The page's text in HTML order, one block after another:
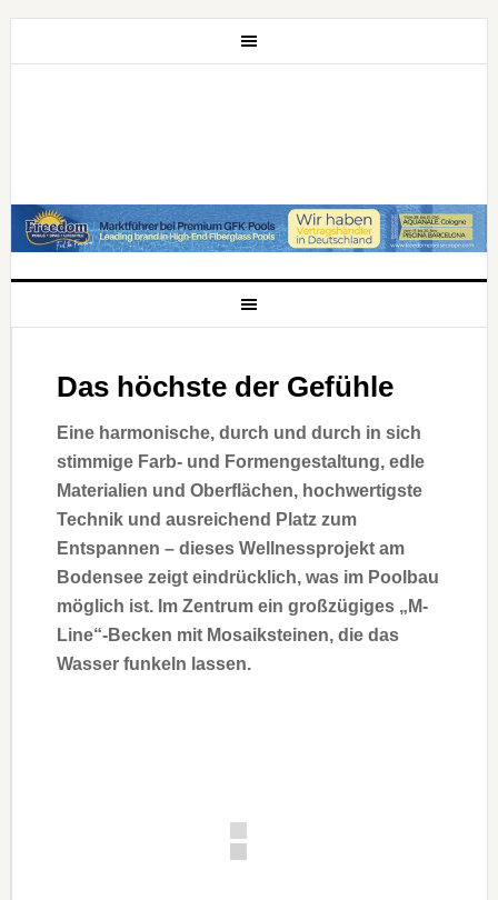
Das höchste der Gefühle
Eine harmonische, durch und durch in sich
stimmige Farb- und Formengestaltung, edle
Materialien und Oberflächen, hochwertigste
Technik und ausreichend Platz zum
Entspannen – dieses Wellnessprojekt am
Bodensee zeigt eindrücklich, was im Poolbau
möglich ist. Im Zentrum ein großzügiges „M-
Line“-Becken mit Mosaiksteinen, die das
Wasser funkeln lassen.